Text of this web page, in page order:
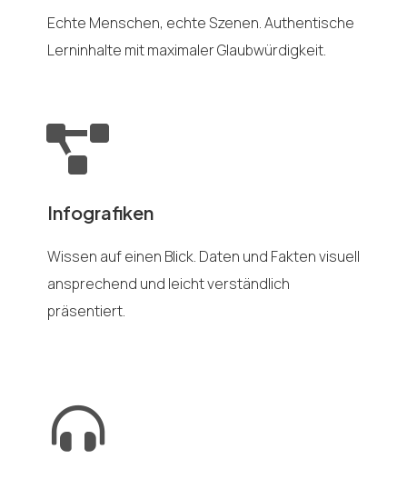
Echte Menschen, echte Szenen. Authentische
Lerninhalte mit maximaler Glaubwürdigkeit.
Infografiken
Wissen auf einen Blick. Daten und Fakten visuell
ansprechend und leicht verständlich
präsentiert.